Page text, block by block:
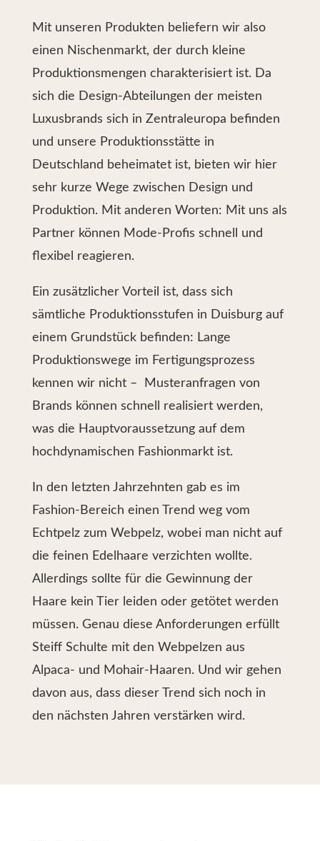
Mit unseren Produkten beliefern wir also
einen Nischenmarkt, der durch kleine
Produktionsmengen charakterisiert ist. Da
sich die Design-Abteilungen der meisten
Luxusbrands sich in Zentraleuropa befinden
und unsere Produktionsstätte in
Deutschland beheimatet ist, bieten wir hier
sehr kurze Wege zwischen Design und
Produktion. Mit anderen Worten: Mit uns als
Partner können Mode-Profis schnell und
flexibel reagieren.
Ein zusätzlicher Vorteil ist, dass sich
sämtliche Produktionsstufen in Duisburg auf
einem Grundstück befinden: Lange
Produktionswege im Fertigungsprozess
kennen wir nicht – Musteranfragen von
Brands können schnell realisiert werden,
was die Hauptvoraussetzung auf dem
hochdynamischen Fashionmarkt ist.
In den letzten Jahrzehnten gab es im
Fashion-Bereich einen Trend weg vom
Echtpelz zum Webpelz, wobei man nicht auf
die feinen Edelhaare verzichten wollte.
Allerdings sollte für die Gewinnung der
Haare kein Tier leiden oder getötet werden
müssen. Genau diese Anforderungen erfüllt
Steiff Schulte mit den Webpelzen aus
Alpaca- und Mohair-Haaren. Und wir gehen
davon aus, dass dieser Trend sich noch in
den nächsten Jahren verstärken wird.